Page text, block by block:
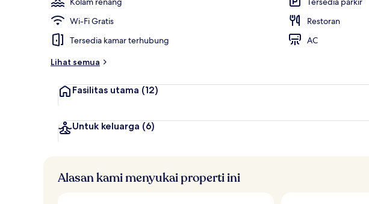
Wi-Fi Gratis
Restoran
Tersedia kamar terhubung
AC
Lihat semua
Fasilitas utama (12)
Untuk keluarga (6)
Alasan kami menyukai properti ini